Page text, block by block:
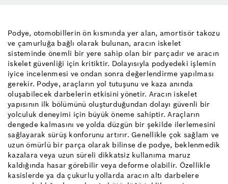
Podye, otomobillerin ön kısmında yer alan, amortisör takozu
ve çamurluğa bağlı olarak bulunan, aracın iskelet
sisteminde önemli bir yere sahip olan bir parçadır ve aracın
iskelet güvenliği için kritiktir. Dolayısıyla podyedeki işlemin
iyice incelenmesi ve ondan sonra değerlendirme yapılması
gerekir. Podye, araçların yol tutuşunu ve kaza anında
oluşabilecek darbelerin etkisini yönetir. Aracın iskelet
yapısının ilk bölümünü oluşturduğundan dolayı güvenli bir
yolculuk deneyimi için büyük öneme sahiptir. Araçların
dengede kalmasını ve yolda düzgün bir şekilde ilerlemesini
sağlayarak sürüş konforunu artırır. Genellikle çok sağlam ve
uzun ömürlü bir parça olarak bilinse de podye, beklenmedik
kazalara veya uzun süreli dikkatsiz kullanıma maruz
kaldığında hasar görebilir veya deforme olabilir. Özellikle
kasislerde ya da çukurlu yollarda aracın altı darbelere